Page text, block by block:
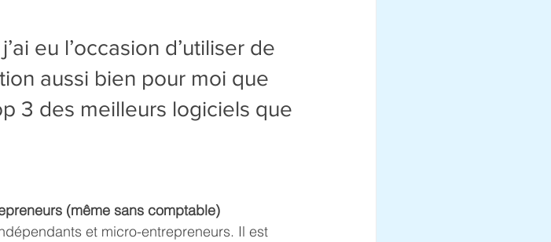
eu l’occasion d’utiliser de
aussi bien pour moi que
3 des meilleurs logiciels que
(même sans comptable)
et micro-entrepreneurs. Il est